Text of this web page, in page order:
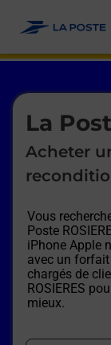
La
Acheter
Vous
Poste
iPhone Apple
avec un
chargés de
ROSIERES
mieux.
Le lien s'ouvre